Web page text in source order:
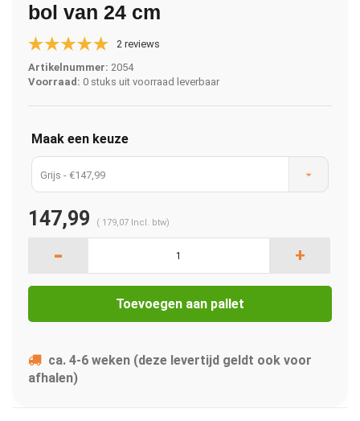
bol van 24 cm
2 reviews
Artikelnummer: 2054
Voorraad: 0 stuks uit voorraad leverbaar
Maak een keuze
Grijs - €147,99
147,99 ( 179,07 Incl. btw)
- +
Toevoegen aan pallet
ca. 4-6 weken (deze levertijd geldt ook voor
afhalen)